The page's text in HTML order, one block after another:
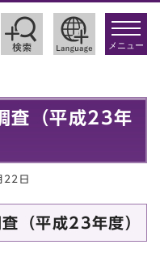
toggle
メニュー
査（平成23年
22日
（平成23年度）